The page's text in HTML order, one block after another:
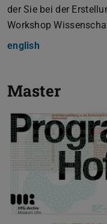
der Sie bei der
Workshop
english
Master